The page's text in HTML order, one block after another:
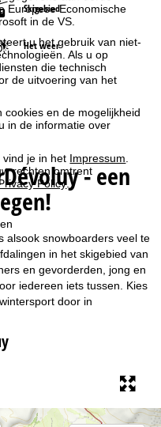
Europese Economische
in de VS.
u het gebruik van niet-
Als u op
die technisch
de uitvoering van het
en de mogelijkheid
in de informatie over
je in het Impressum
rechten omtrent
Policy.
Skigebied
Het weer
- een
alsook snowboarders veel te
in het skigebied van
en gevorderden, jong en
iedereen iets tussen. Kies
door in